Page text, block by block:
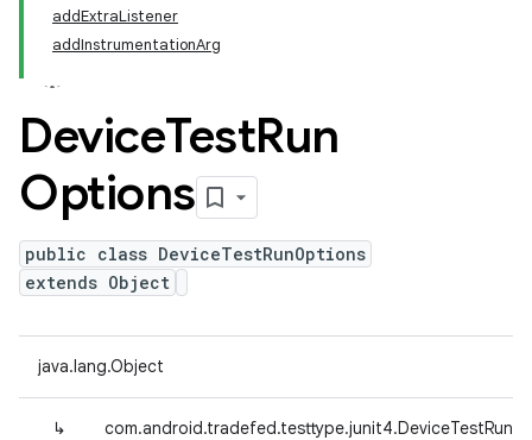
addExtraListener
addInstrumentationArg
DeviceTestRun
Options
public class DeviceTestRunOptions
extends Object
java.lang.Object
↳